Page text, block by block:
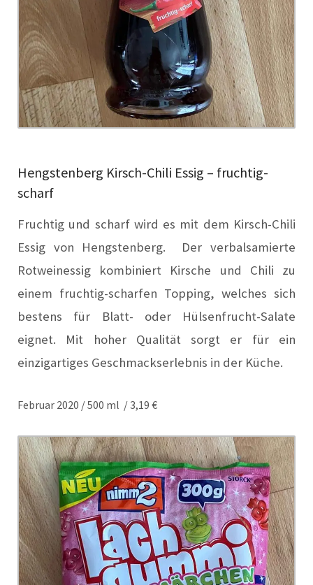
Hengstenberg Kirsch-Chili Essig – fruchtig-
scharf
Fruchtig und scharf wird es mit dem Kirsch-Chili
Essig von Hengstenberg. Der verbalsamierte
Rotweinessig kombiniert Kirsche und Chili zu
einem fruchtig-scharfen Topping, welches sich
bestens für Blatt- oder Hülsenfrucht-Salate
eignet. Mit hoher Qualität sorgt er für ein
einzigartiges Geschmackserlebnis in der Küche.
Februar 2020 / 500 ml / 3,19 €